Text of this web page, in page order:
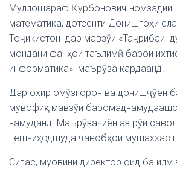
Муллошараф Қурбонович-номзадии
математика, дотсенти Донишгоҳи
Тоҷикистон дар мавзӯи «Таҷрибаи
мондани фанҳои таълимӣ барои
информатика» маърӯза кардаанд.
Дар охир омӯзгорон ва донишҷӯён
мувофиқи мавзӯи
намуданд. Маърӯзачиён аз рӯи
пешниҳодшуда ҷавобҳои мушаххас
Сипас, муовини директор оид ба илм